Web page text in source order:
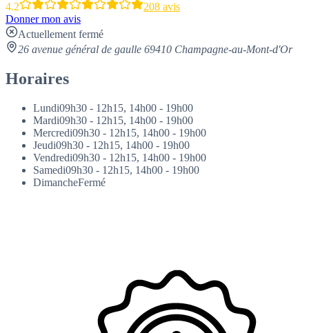
4.2
208 avis
Donner mon avis
Actuellement fermé
26 avenue général de gaulle 69410 Champagne-au-Mont-d'Or
Horaires
Lundi09h30 - 12h15, 14h00 - 19h00
Mardi09h30 - 12h15, 14h00 - 19h00
Mercredi09h30 - 12h15, 14h00 - 19h00
Jeudi09h30 - 12h15, 14h00 - 19h00
Vendredi09h30 - 12h15, 14h00 - 19h00
Samedi09h30 - 12h15, 14h00 - 19h00
DimancheFermé